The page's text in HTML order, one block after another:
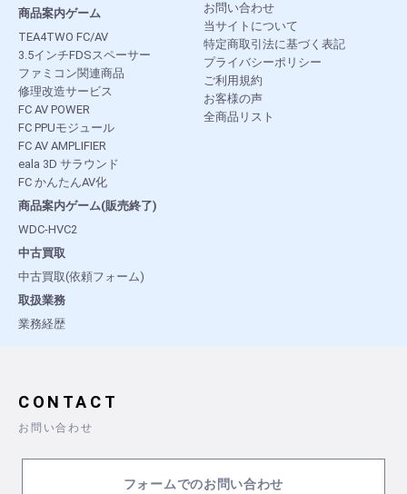
商品案内ゲーム
TEA4TWO FC/AV
3.5インチFDSスペーサー
ファミコン関連商品
修理改造サービス
FC AV POWER
FC PPUモジュール
FC AV AMPLIFIER
eala 3D サラウンド
FC かんたんAV化
商品案内ゲーム(販売終了)
WDC-HVC2
中古買取
中古買取(依頼フォーム)
取扱業務
業務経歴
お問い合わせ
当サイトについて
特定商取引法に基づく表記
プライバシーポリシー
ご利用規約
お客様の声
全商品リスト
CONTACT
お問い合わせ
フォームでのお問い合わせ